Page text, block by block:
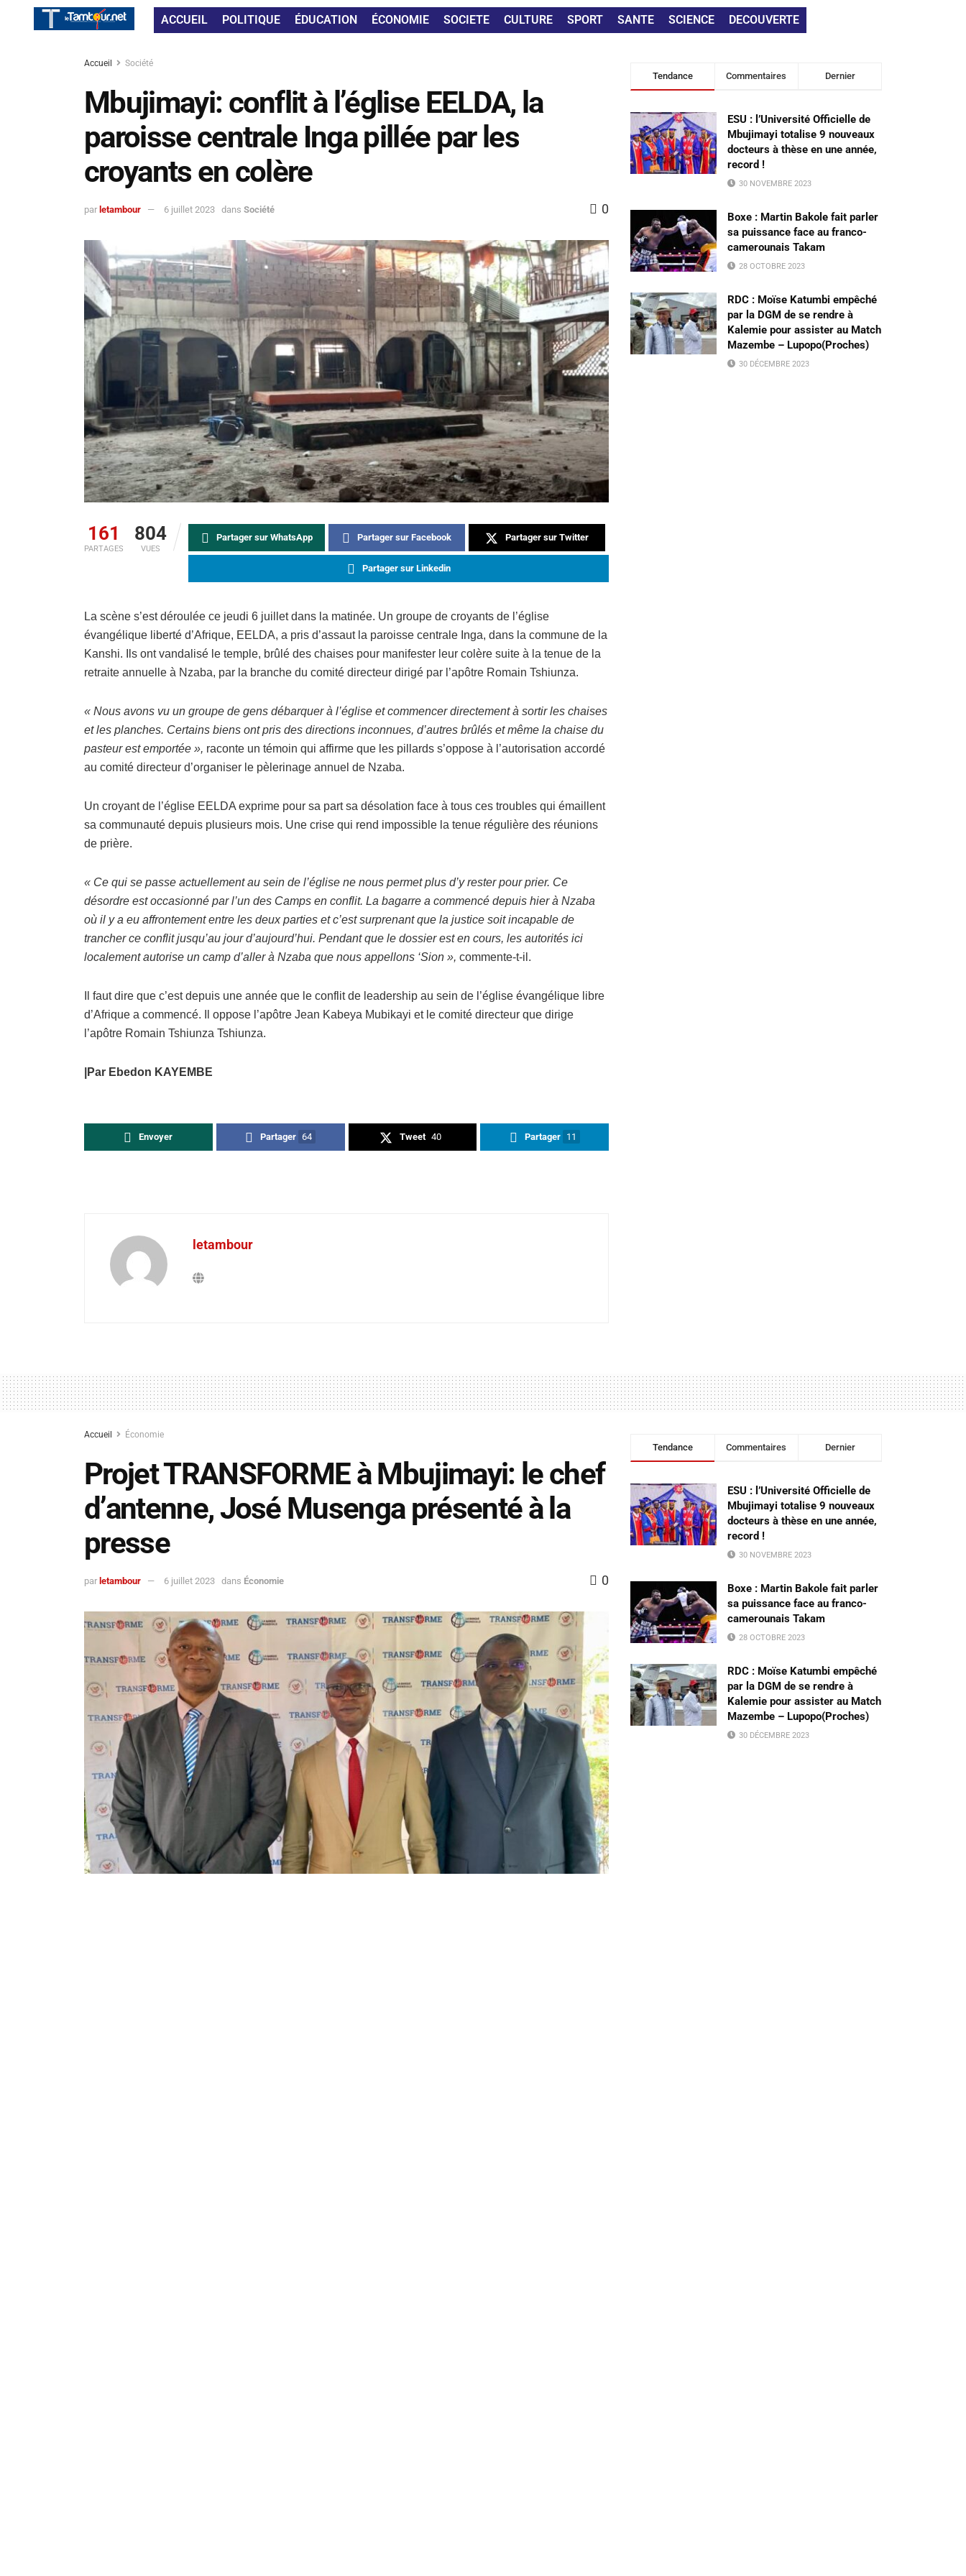
ACCUEIL POLITIQUE ÉDUCATION ÉCONOMIE SOCIETE CULTURE SPORT SANTE SCIENCE DECOUVERTE
Accueil Société
Mbujimayi: conflit à l’église EELDA, la
paroisse centrale Inga pillée par les
croyants en colère
par letambour 6 juillet 2023 dans Société 0
161
PARTAGES
804
VUES
Partager sur WhatsApp Partager sur Facebook Partager sur Twitter
Partager sur Linkedin
La scène s’est déroulée ce jeudi 6 juillet dans la matinée. Un groupe de croyants de l’église
évangélique liberté d’Afrique, EELDA, a pris d’assaut la paroisse centrale Inga, dans la commune de la
Kanshi. Ils ont vandalisé le temple, brûlé des chaises pour manifester leur colère suite à la tenue de la
retraite annuelle à Nzaba, par la branche du comité directeur dirigé par l’apôtre Romain Tshiunza.
« Nous avons vu un groupe de gens débarquer à l’église et commencer directement à sortir les chaises
et les planches. Certains biens ont pris des directions inconnues, d’autres brûlés et même la chaise du
pasteur est emportée », raconte un témoin qui affirme que les pillards s’oppose à l’autorisation accordé
au comité directeur d’organiser le pèlerinage annuel de Nzaba.
Un croyant de l’église EELDA exprime pour sa part sa désolation face à tous ces troubles qui émaillent
sa communauté depuis plusieurs mois. Une crise qui rend impossible la tenue régulière des réunions
de prière.
« Ce qui se passe actuellement au sein de l’église ne nous permet plus d’y rester pour prier. Ce
désordre est occasionné par l’un des Camps en conflit. La bagarre a commencé depuis hier à Nzaba
où il y a eu affrontement entre les deux parties et c’est surprenant que la justice soit incapable de
trancher ce conflit jusqu’au jour d’aujourd’hui. Pendant que le dossier est en cours, les autorités ici
localement autorise un camp d’aller à Nzaba que nous appellons ‘Sion », commente-t-il.
Il faut dire que c’est depuis une année que le conflit de leadership au sein de l’église évangélique libre
d’Afrique a commencé. Il oppose l’apôtre Jean Kabeya Mubikayi et le comité directeur que dirige
l’apôtre Romain Tshiunza Tshiunza.
|Par Ebedon KAYEMBE
Envoyer Partager 64 Tweet 40 Partager 11
letambour
Tendance Commentaires Dernier
ESU : l’Université Officielle de
Mbujimayi totalise 9 nouveaux
docteurs à thèse en une année,
record !
30 NOVEMBRE 2023
Boxe : Martin Bakole fait parler
sa puissance face au franco-
camerounais Takam
28 OCTOBRE 2023
RDC : Moïse Katumbi empêché
par la DGM de se rendre à
Kalemie pour assister au Match
Mazembe – Lupopo(Proches)
30 DÉCEMBRE 2023
Accueil Économie
Projet TRANSFORME à Mbujimayi: le chef
d’antenne, José Musenga présenté à la
presse
par letambour 6 juillet 2023 dans Économie 0
Tendance Commentaires Dernier
ESU : l’Université Officielle de
Mbujimayi totalise 9 nouveaux
docteurs à thèse en une année,
record !
30 NOVEMBRE 2023
Boxe : Martin Bakole fait parler
sa puissance face au franco-
camerounais Takam
28 OCTOBRE 2023
RDC : Moïse Katumbi empêché
par la DGM de se rendre à
Kalemie pour assister au Match
Mazembe – Lupopo(Proches)
30 DÉCEMBRE 2023